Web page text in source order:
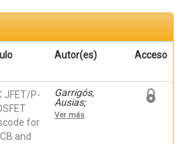
Autor(es) Acceso
JFET/P-
for
and
Garrigós,
Ausias;
Marroquí,
David; Blanes,
Ver más